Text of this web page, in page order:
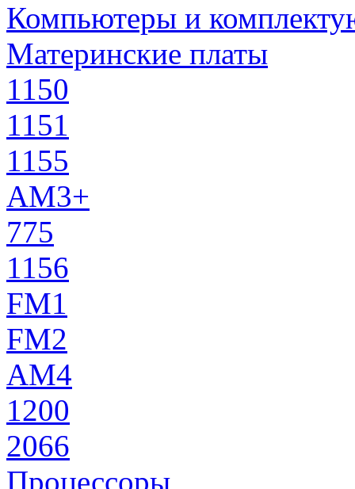
Компьютеры и
Материнские платы
1150
1151
1155
AM3+
775
1156
FM1
FM2
AM4
1200
2066
Процессоры